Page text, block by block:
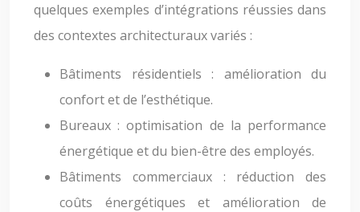
quelques exemples d’intégrations réussies dans
des contextes architecturaux variés :
Bâtiments résidentiels : amélioration du
confort et de l’esthétique.
Bureaux : optimisation de la performance
énergétique et du bien-être des employés.
Bâtiments commerciaux : réduction des
coûts énergétiques et amélioration de